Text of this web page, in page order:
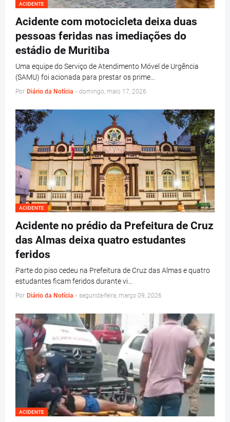
ACIDENTE
Acidente com motocicleta deixa duas
pessoas feridas nas imediações do
estádio de Muritiba
Uma equipe do Serviço de Atendimento Móvel de Urgência
(SAMU) foi acionada para prestar os prime…
Por Diário da Notícia - domingo, maio 17, 2026
ACIDENTE
Acidente no prédio da Prefeitura de Cruz
das Almas deixa quatro estudantes
feridos
Parte do piso cedeu na Prefeitura de Cruz das Almas e quatro
estudantes ficam feridos durante vi…
Por Diário da Notícia - segunda-feira, março 09, 2026
ACIDENTE